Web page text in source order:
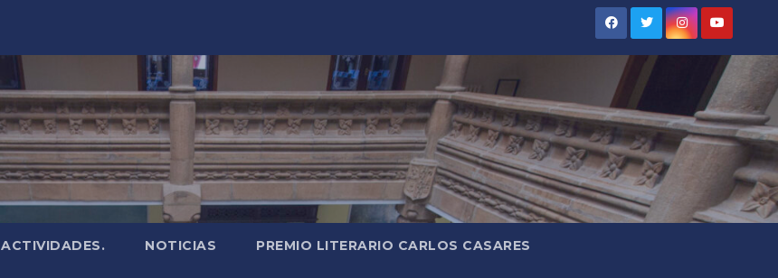
ACTIVIDADES. NOTICIAS PREMIO LITERARIO CARLOS CASARES